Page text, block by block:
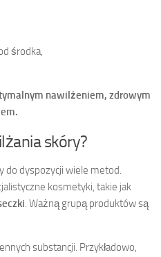
środka,
nawilżeniem, zdrowym
skóry?
do dyspozycji wiele metod.
kosmetyki, takie jak
. Ważną grupą produktów są
substancji. Przykładowo,